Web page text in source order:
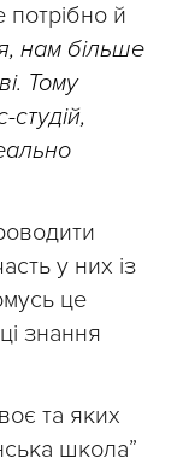
потрібно й
нам більше
Тому
у них із
це
знання
та яких
школа”